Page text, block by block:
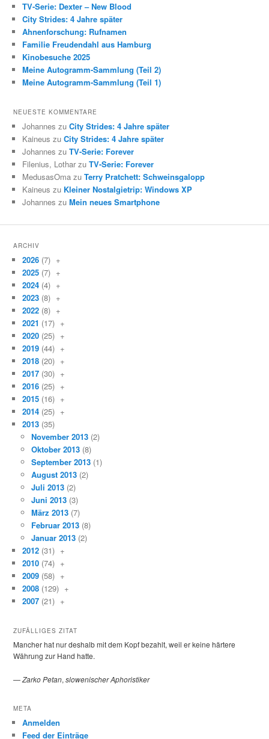
TV-Serie: Dexter – New Blood
City Strides: 4 Jahre später
Ahnenforschung: Rufnamen
Familie Freudendahl aus Hamburg
Kinobesuche 2025
Meine Autogramm-Sammlung (Teil 2)
Meine Autogramm-Sammlung (Teil 1)
NEUESTE KOMMENTARE
Johannes zuCity Strides: 4 Jahre später
Kaineus zuCity Strides: 4 Jahre später
Johannes zuTV-Serie: Forever
Filenius, Lothar zuTV-Serie: Forever
MedusasOma zuTerry Pratchett: Schweinsgalopp
Kaineus zu Kleiner Nostalgietrip: Windows XP
Johannes zuMein neues Smartphone
ARCHIV
2026 (7) +
2025 (7) +
2024 (4) +
2023 (8) +
2022 (8) +
2021 (17) +
2020 (25) +
2019 (44) +
2018 (20) +
2017 (30) +
2016 (25) +
2015 (16) +
2014 (25) +
2013 (35)
November 2013 (2)
Oktober 2013 (8)
September 2013 (1)
August 2013 (2)
Juli 2013 (2)
Juni 2013 (3)
März 2013 (7)
Februar 2013 (8)
Januar 2013 (2)
2012 (31) +
2010 (74) +
2009 (58) +
2008 (129) +
2007 (21) +
ZUFÄLLIGES ZITAT
Mancher hat nur deshalb mit dem Kopf bezahlt, weil er keine härtere
Währung zur Hand hatte.
—Zarko Petan,slowenischer Aphoristiker
META
Anmelden
Feed der Einträge